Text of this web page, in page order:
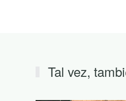
Tal vez,